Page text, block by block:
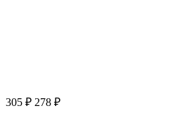
305 ₽ 278 ₽